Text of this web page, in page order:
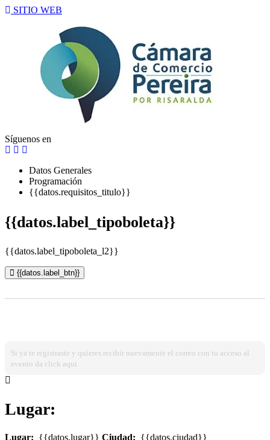
SITIO WEB
Síguenos en
Datos Generales
Programación
{{datos.requisitos_titulo}}
{{datos.label_tipoboleta}}
{{datos.label_tipoboleta_l2}}
{{datos.label_btn}}
Si ya te registraste y quieres recibir nuevamente el correo con tu acceso al
evento da click aqui.
Lugar:
Lugar: {{datos.lugar}} Ciudad: {{datos.ciudad}}